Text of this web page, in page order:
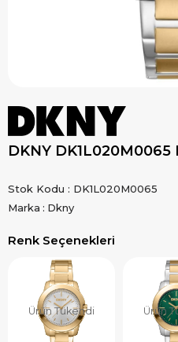
DKNY DK1L020M0065
Stok Kodu
DK1L020M0065
Marka : Dkny
Renk Seçenekleri
Ürün Tükendi Ürün